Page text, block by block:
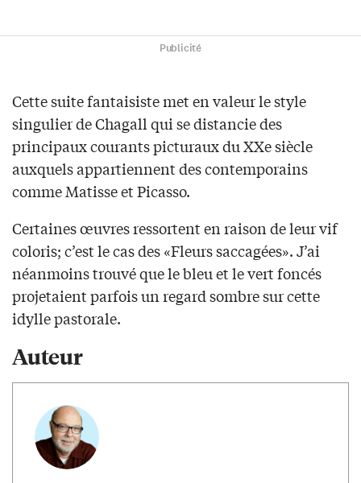
Publicité
Cette suite fantaisiste met en valeur le style
singulier de Chagall qui se distancie des
principaux courants picturaux du XXe siècle
auxquels appartiennent des contemporains
comme Matisse et Picasso.
Certaines œuvres ressortent en raison de leur vif
coloris; c’est le cas des «Fleurs saccagées». J’ai
néanmoins trouvé que le bleu et le vert foncés
projetaient parfois un regard sombre sur cette
idylle pastorale.
Auteur